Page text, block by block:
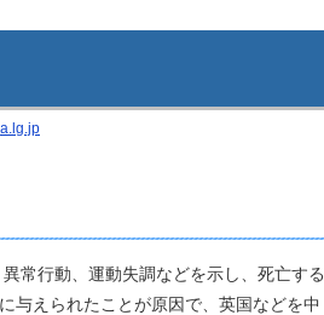
常行動、運動失調などを示し、死亡する
与えられたことが原因で、英国などを中